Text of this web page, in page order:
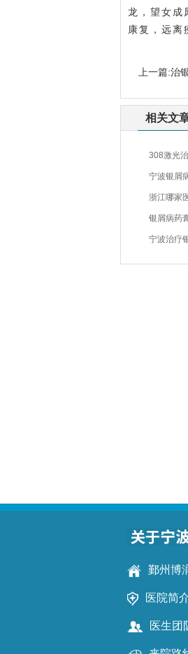
龙，望女成
康复，远离
上一篇:治
相关文
308激光
宁波银屑
浙江哪家
银屑病药
宁波治疗
鄞州博
医院简
医生团